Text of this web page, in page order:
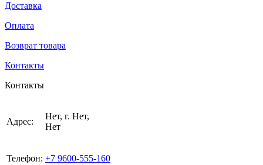
Доставка
Оплата
Возврат товара
Контакты
Контакты
Адрес:
Нет, г. Нет,
Нет
Телефон: +7 9600-555-160